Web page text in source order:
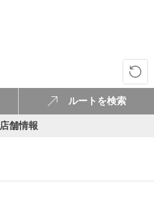
ルートを検索
店舗情報